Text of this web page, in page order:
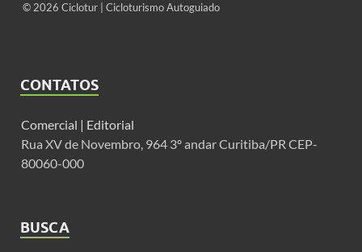
© 2026 Ciclotur | Cicloturismo Autoguiado
CONTATOS
Comercial | Editorial
Rua XV de Novembro, 964 3º andar Curitiba/PR CEP-
80060-000
BUSCA